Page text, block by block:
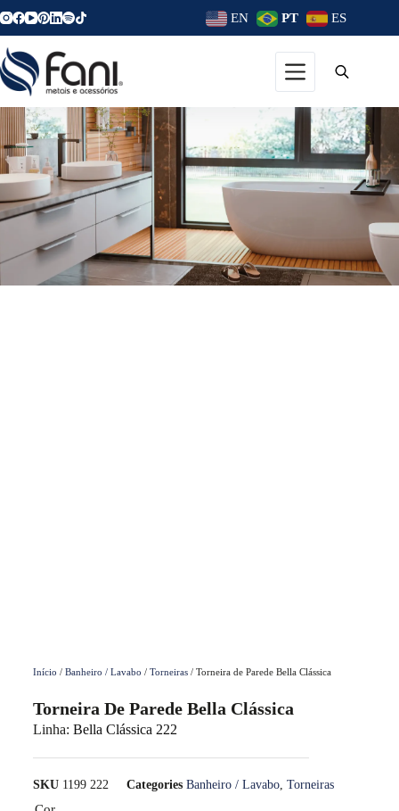
EN PT ES
Início / Banheiro / Lavabo / Torneiras/ Torneira de Parede Bella Clássica
Torneira De Parede Bella Clássica
Linha: Bella Clássica 222
SKU 1199 222 Categories Banheiro / Lavabo, Torneiras